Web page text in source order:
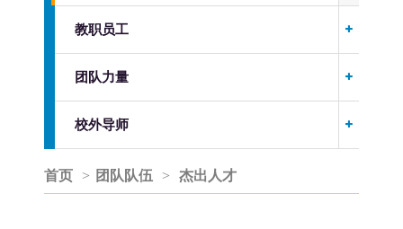
教职员工
团队力量
校外导师
首页 > 团队队伍 > 杰出人才